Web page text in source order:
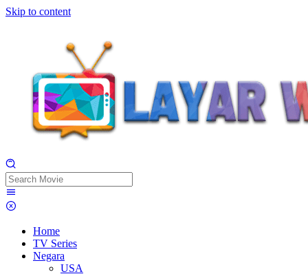
Skip to content
Home
TV Series
Negara
USA